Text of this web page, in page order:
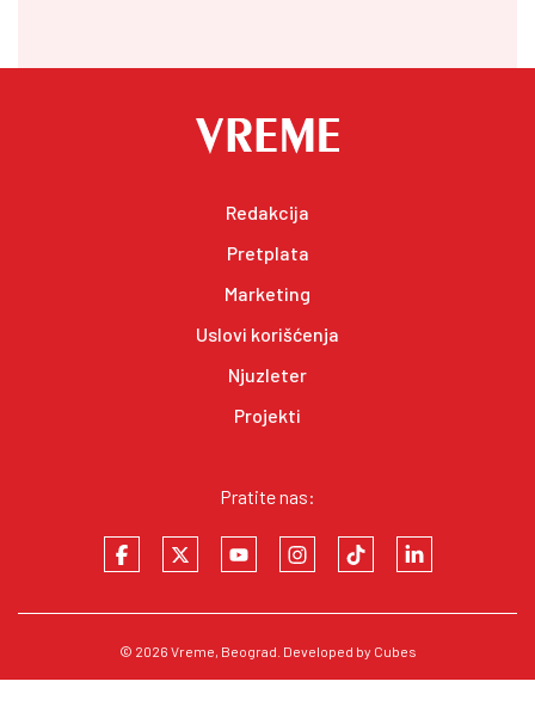
Redakcija
Pretplata
Marketing
Uslovi korišćenja
Njuzleter
Projekti
Pratite nas:
© 2026 Vreme, Beograd. Developed by Cubes